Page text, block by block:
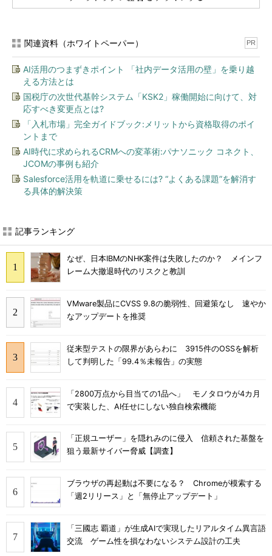
関連資料（ホワイトペーパー） PR
AI活用のつまずきポイント 「社内データ活用の壁」を乗り越
える方法とは
国税庁の次世代基幹システム「KSK2」稼働開始に向けて、対
応すべき変更点とは?
「入札市場」完全ガイドブック:メリットから資格取得のポイ
ントまで
AI時代に求められるCRMへの変革術:パナソニック コネクト、
JCOMの事例も紹介
Salesforce活用を軌道に乗せるには? “よくある課題”を解消す
る具体的解決策
記事ランキング
なぜ、日本IBMのNHK案件は失敗したのか？ メインフ
レーム大撤退時代のリスクと教訓
VMware製品にCVSS 9.8の脆弱性、回避策なし 速やか
なアップデートを推奨
従来型テストの限界があらわに 3915件のOSSを解析
して判明した「99.4％未報告」の実態
「2800万点から目当ての1品へ」 モノタロウが4カ月
で実装した、AI任せにしない独自検索機能
「正規ユーザー」を隠れみのに侵入 信頼された基盤を
狙う最新サイバー脅威【調査】
ブラウザの再起動は不要になる？ Chromeが模索する
「週2リリース」と「無停止アップデート」
「三國志 覇道」が生成AIで実現したリアルタイム異言語
交流 ゲーム性を損なわないシステム設計の工夫